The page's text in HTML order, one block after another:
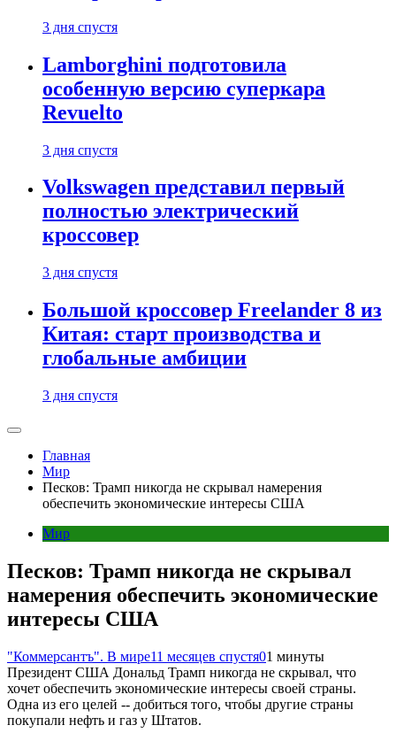
3 дня спустя
Lamborghini подготовила
особенную версию суперкара
Revuelto
3 дня спустя
Volkswagen представил первый
полностью электрический
кроссовер
3 дня спустя
Большой кроссовер Freelander 8 из
Китая: старт производства и
глобальные амбиции
3 дня спустя
Главная
Мир
Песков: Трамп никогда не скрывал намерения
обеспечить экономические интересы США
Мир
Песков: Трамп никогда не скрывал
намерения обеспечить экономические
интересы США
"Коммерсантъ". В мире11 месяцев спустя01 минуты
Президент США Дональд Трамп никогда не скрывал, что
хочет обеспечить экономические интересы своей страны.
Одна из его целей -- добиться того, чтобы другие страны
покупали нефть и газ у Штатов.